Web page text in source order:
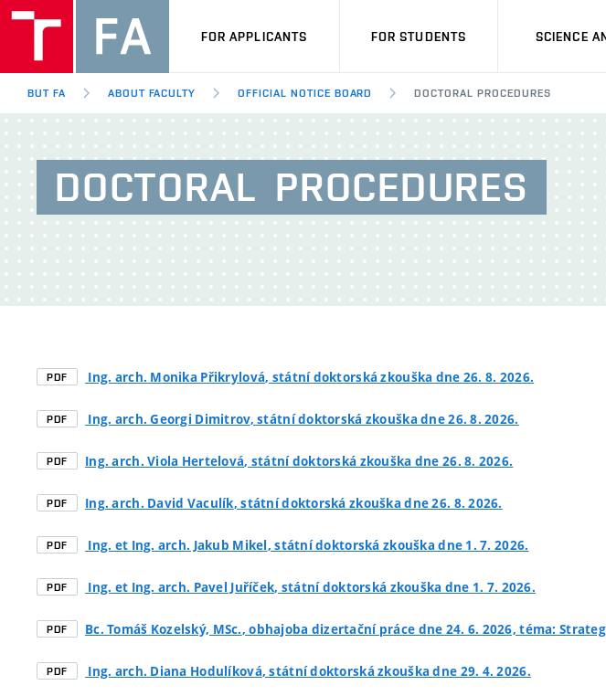
FOR APPLICANTS FOR STUDENTS SCIENCE
BUT FA ABOUT FACULTY OFFICIAL NOTICE BOARD DOCTORAL PROCEDURES
DOCTORAL PROCEDURES
PDF Ing. arch. Monika Přikrylová, státní doktorská zkouška dne 26. 8. 2026.
PDF Ing. arch. Georgi Dimitrov, státní doktorská zkouška dne 26. 8. 2026.
PDF Ing. arch. Viola Hertelová, státní doktorská zkouška dne 26. 8. 2026.
PDF Ing. arch. David Vaculík, státní doktorská zkouška dne 26. 8. 2026.
PDF Ing. et Ing. arch. Jakub Mikel, státní doktorská zkouška dne 1. 7. 2026.
PDF Ing. et Ing. arch. Pavel Juříček, státní doktorská zkouška dne 1. 7. 2026.
PDF Bc. Tomáš Kozelský, MSc., obhajoba dizertační práce dne 24. 6. 2026, téma:
PDF Ing. arch. Diana Hodulíková, státní doktorská zkouška dne 29. 4. 2026.